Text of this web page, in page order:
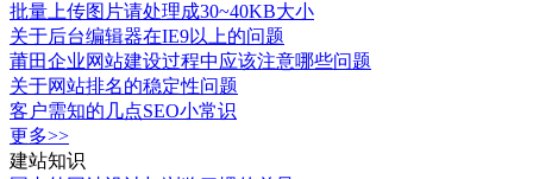
批量上传图片请处理成30~40KB大小
关于后台编辑器在IE9以上的问题
莆田企业网站建设过程中应该注意哪些问题
关于网站排名的稳定性问题
客户需知的几点SEO小常识
更多>>
建站知识